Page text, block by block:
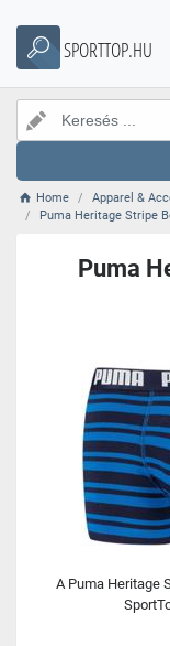
SPORTTOP.HU
Home Apparel &
Puma Heritage Stripe
Puma
A Puma Heritage